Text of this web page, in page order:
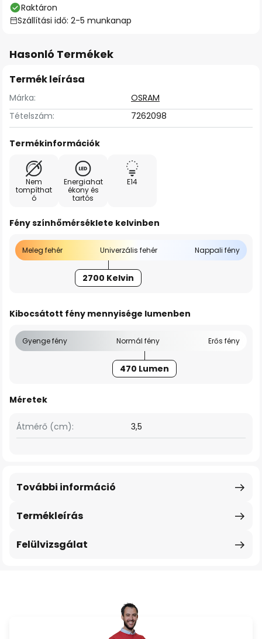
Raktáron
Szállítási idő: 2-5 munkanap
Hasonló Termékek
Termék leírása
Márka:
OSRAM
Tételszám:
7262098
Termékinformációk
Nem
tompíthat
ó
Energiahat
ékony és
tartós
E14
Fény színhőmérséklete kelvinben
Meleg fehér Univerzális fehér Nappali fény
2700 Kelvin
Kibocsátott fény mennyisége lumenben
Gyenge fény Normál fény Erős fény
470 Lumen
Méretek
Átmérő (cm): 3,5
Termékleírás
További információ
Felülvizsgálat